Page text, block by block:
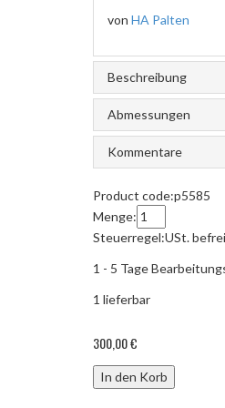
von HA Palten
Beschreibung
Abmessungen
Kommentare
Product code:p5585
Menge:
Steuerregel:USt.
1 - 5 Tage
1 lieferbar
300,00 €
In den Korb